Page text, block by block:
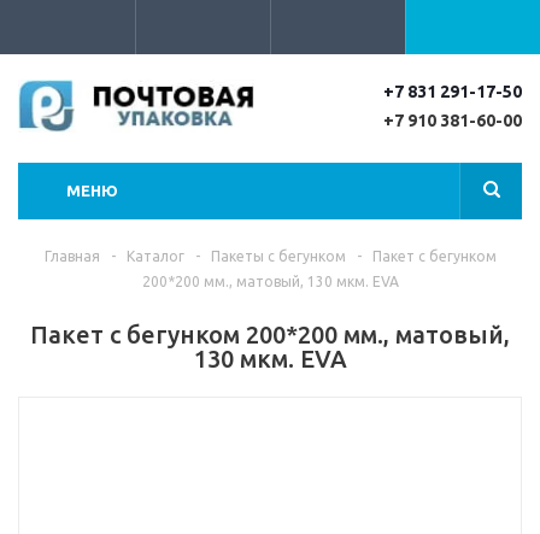
+7 831 291-17-50
+7 910 381-60-00
МЕНЮ
Главная - Каталог - Пакеты с бегунком -
Пакет с бегунком
200*200 мм., матовый, 130 мкм. EVA
Пакет с бегунком 200*200 мм., матовый,
130 мкм. EVA